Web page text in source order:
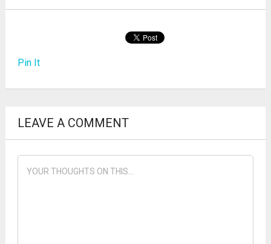
Pin It
LEAVE A COMMENT